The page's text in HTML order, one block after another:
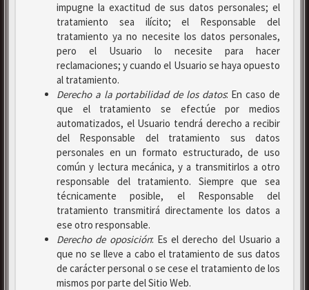
impugne la exactitud de sus datos personales; el
tratamiento sea ilícito; el Responsable del
tratamiento ya no necesite los datos personales,
pero el Usuario lo necesite para hacer
reclamaciones; y cuando el Usuario se haya opuesto
al tratamiento.
Derecho a la portabilidad de los datos: En caso de
que el tratamiento se efectúe por medios
automatizados, el Usuario tendrá derecho a recibir
del Responsable del tratamiento sus datos
personales en un formato estructurado, de uso
común y lectura mecánica, y a transmitirlos a otro
responsable del tratamiento. Siempre que sea
técnicamente posible, el Responsable del
tratamiento transmitirá directamente los datos a
ese otro responsable.
Derecho de oposición: Es el derecho del Usuario a
que no se lleve a cabo el tratamiento de sus datos
de carácter personal o se cese el tratamiento de los
mismos por parte del Sitio Web.